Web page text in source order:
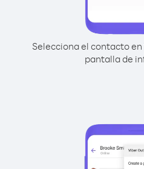
Selecciona el contacto
pantalla de